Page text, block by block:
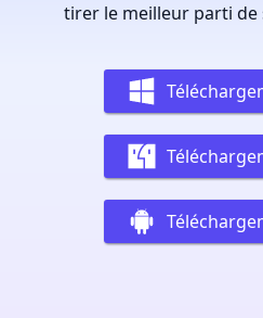
tirer le meilleur parti de